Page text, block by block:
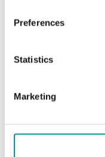
Preferences
Statistics
Marketing